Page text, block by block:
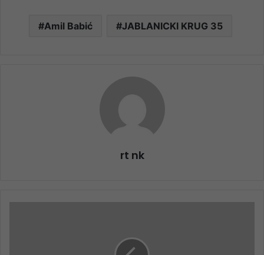
Amil Babić JABLANICKI KRUG 35
rt nk